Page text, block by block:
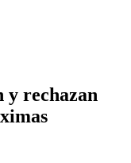
y rechazan